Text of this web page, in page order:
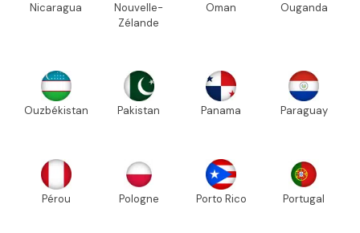
Nicaragua
Nouvelle-
Zélande
Oman Ouganda
Ouzbékistan Pakistan Panama Paraguay
Pérou Pologne Porto Rico Portugal